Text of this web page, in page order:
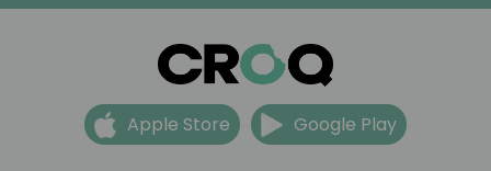
Apple Store Google Play